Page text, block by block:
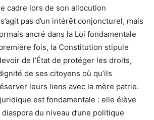
cadre lors de son allocution
pas d’un intérêt conjoncturel, mais
ancré dans la Loi fondamentale
fois, la Constitution stipule
de l’État de protéger les droits,
de ses citoyens où qu’ils
leurs liens avec la mère patrie.
est fondamentale : elle élève
du niveau d’une politique